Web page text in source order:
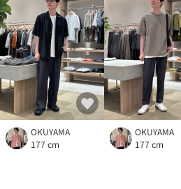
OKUYAMA
177 cm
OKUYAMA
177 cm